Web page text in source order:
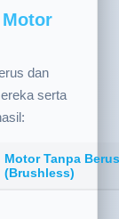
dan
serta
Motor Tanpa Berus